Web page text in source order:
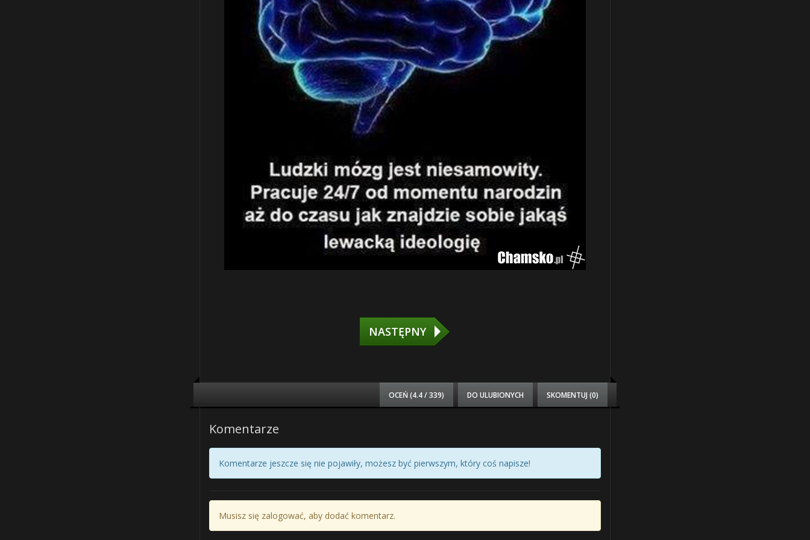
NASTĘPNY
OCEŃ (4.4 / 339) DO ULUBIONYCH SKOMENTUJ (0)
Komentarze
Komentarze jeszcze się nie pojawiły, możesz być pierwszym, który coś napisze!
Musisz się zalogować, aby dodać komentarz.